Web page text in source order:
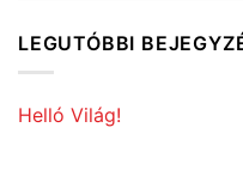
LEGUTÓBBI
Helló Világ!